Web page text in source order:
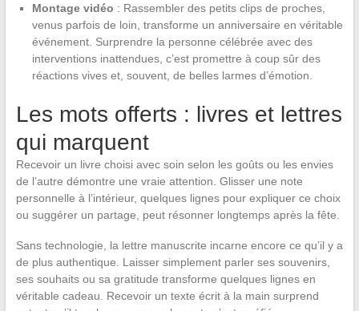
Montage vidéo : Rassembler des petits clips de proches,
venus parfois de loin, transforme un anniversaire en véritable
événement. Surprendre la personne célébrée avec des
interventions inattendues, c’est promettre à coup sûr des
réactions vives et, souvent, de belles larmes d’émotion.
Les mots offerts : livres et lettres
qui marquent
Recevoir un livre choisi avec soin selon les goûts ou les envies
de l’autre démontre une vraie attention. Glisser une note
personnelle à l’intérieur, quelques lignes pour expliquer ce choix
ou suggérer un partage, peut résonner longtemps après la fête.
Sans technologie, la lettre manuscrite incarne encore ce qu’il y a
de plus authentique. Laisser simplement parler ses souvenirs,
ses souhaits ou sa gratitude transforme quelques lignes en
véritable cadeau. Recevoir un texte écrit à la main surprend